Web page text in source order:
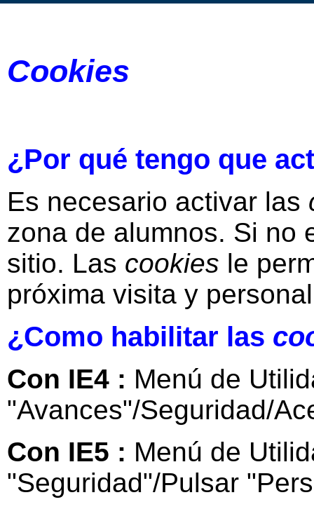
Cookies
¿Por qué tengo que
Es necesario activar las
zona de alumnos. Si no
sitio. Las cookies le
próxima visita y
¿Como habilitar las
Con IE4 : Menú de
"Avances"/Seguridad/
Con IE5 : Menú de
"Seguridad"/Pulsar